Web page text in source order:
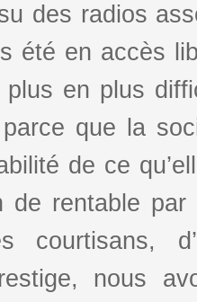
des radios
été en accès
plus en plus
que la
de ce
de rentable
courtisans,
nous